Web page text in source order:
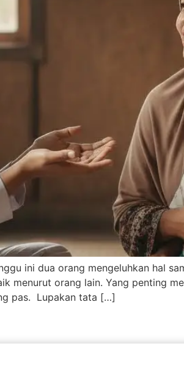
ini dua orang mengeluhkan hal
menurut orang lain. Yang penting
pas. Lupakan tata […]